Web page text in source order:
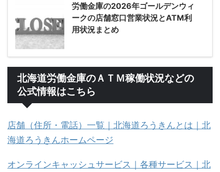
労働金庫の2026年ゴールデンウィ
ークの店舗窓口営業状況とATM利
用状況まとめ
北海道労働金庫のＡＴＭ稼働状況などの
公式情報はこちら
店舗（住所・電話）一覧｜北海道ろうきんとは｜北
海道ろうきんホームページ
オンラインキャッシュサービス｜各種サービス｜北